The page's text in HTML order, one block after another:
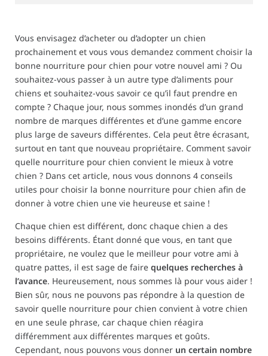
Vous envisagez d’acheter ou d’adopter un chien
prochainement et vous vous demandez comment choisir la
bonne nourriture pour chien pour votre nouvel ami ? Ou
souhaitez-vous passer à un autre type d’aliments pour
chiens et souhaitez-vous savoir ce qu’il faut prendre en
compte ? Chaque jour, nous sommes inondés d’un grand
nombre de marques différentes et d’une gamme encore
plus large de saveurs différentes. Cela peut être écrasant,
surtout en tant que nouveau propriétaire. Comment savoir
quelle nourriture pour chien convient le mieux à votre
chien ? Dans cet article, nous vous donnons 4 conseils
utiles pour choisir la bonne nourriture pour chien afin de
donner à votre chien une vie heureuse et saine !
Chaque chien est différent, donc chaque chien a des
besoins différents. Étant donné que vous, en tant que
propriétaire, ne voulez que le meilleur pour votre ami à
quatre pattes, il est sage de fairequelques recherches à
l’avance. Heureusement, nous sommes là pour vous aider !
Bien sûr, nous ne pouvons pas répondre à la question de
savoir quelle nourriture pour chien convient à votre chien
en une seule phrase, car chaque chien réagira
différemment aux différentes marques et goûts.
Cependant, nous pouvons vous donner un certain nombre